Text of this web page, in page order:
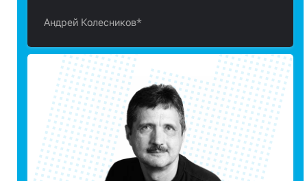
Андрей Колесников*